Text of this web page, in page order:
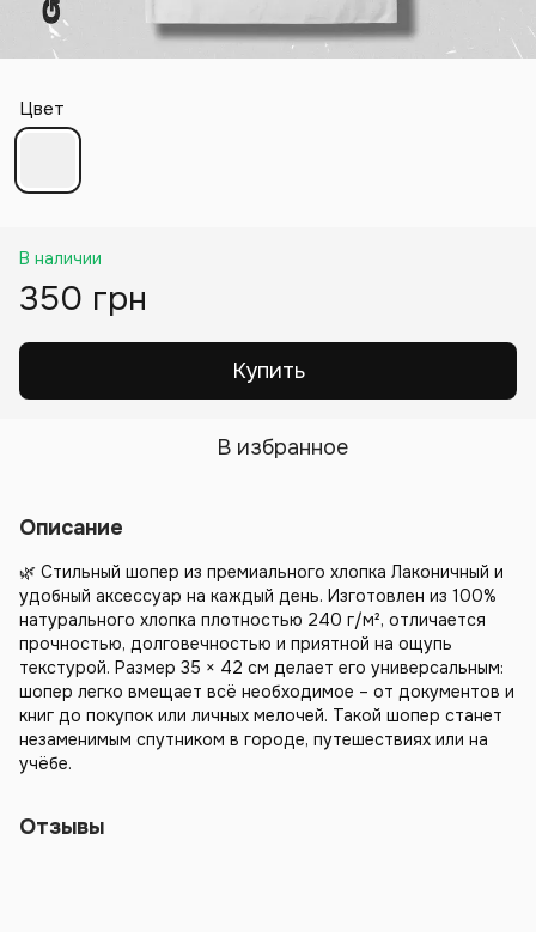
Цвет
В наличии
350 грн
Купить
В избранное
Описание
🌿 Стильный шопер из премиального хлопка Лаконичный и
удобный аксессуар на каждый день. Изготовлен из 100%
натурального хлопка плотностью 240 г/м², отличается
прочностью, долговечностью и приятной на ощупь
текстурой. Размер 35 × 42 см делает его универсальным:
шопер легко вмещает всё необходимое – от документов и
книг до покупок или личных мелочей. Такой шопер станет
незаменимым спутником в городе, путешествиях или на
учёбе.
Отзывы